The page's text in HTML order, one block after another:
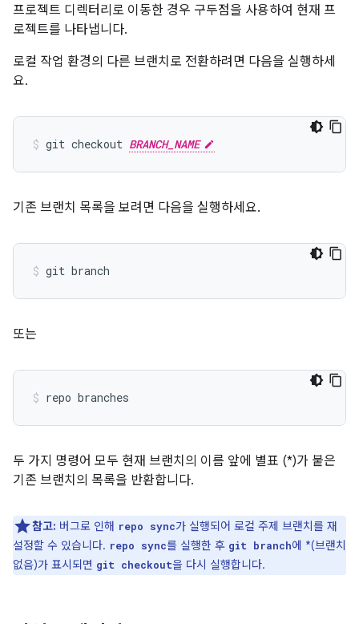
프로젝트 디렉터리로 이동한 경우 구두점을 사용하여 현재 프
로젝트를 나타냅니다.
로컬 작업 환경의 다른 브랜치로 전환하려면 다음을 실행하세
요.
git checkout BRANCH_NAME
기존 브랜치 목록을 보려면 다음을 실행하세요.
또는
두 가지 명령어 모두 현재 브랜치의 이름 앞에 별표 (*)가 붙은
기존 브랜치의 목록을 반환합니다.
참고: 버그로 인해 repo sync가 실행되어 로컬 주제 브랜치를 재
설정할 수 있습니다. repo sync를 실행한 후 git branch에 *(브랜치
없음)가 표시되면 git checkout을 다시 실행합니다.